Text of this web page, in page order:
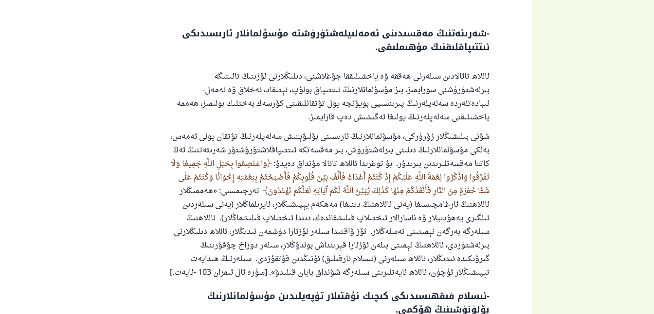
-شەرىئەتنىڭ مەقسىدىنى ئەمەلىيلەشتۈرۈشتە مۇسۇلمانلار ئارىسىدىكى
ئىتتىپاقلىقنىڭ مۇھىملىقى.
ئاللاھ تائالادىن سىلەرنى ھەققە ۋە ياخشىلىققا جۇغلاشنى، دىلىڭلارنى ئۆزىنىڭ تائىتىگە
بىرلەشتۈرۈشنى سورايمىز، بىز مۇسۇلمانلارنىڭ ئىتتىپاق بولۇپ، ئېتىقاد، ئەخلاق ۋە ئەمەل-
ئىبادەتلەردە سەلەپلەرنىڭ پىرىنسىپى بويۇنچە يول تۇتقانلىقىنى كۆرسەك بەختلىك بولىمىز، ھەممە
ياخشىلىقنى سەلەپلەرنىڭ يولىغا ئەگىشىش دەپ قارايمىز.
شۇنى بىلىشىڭلار زۆرۈركى، مۇسۇلمانلارنىڭ ئارىسىنى بۆلىۋېتىش سەلەپلەرنىڭ تۇتقان يولى ئەمەس،
بەلكى مۇسۇلمانلارنىڭ دىلىنى بىرلەشتۈرۈش، بىر مەقسەتكە ئىتتىپاقلاشتۇرۇشتۇر شەرىئەتنىڭ ئەڭ
كاتتا مەقسەتلىرىدىن بىرىدۇر. بۇ توغرىدا ئاللاھ تائالا مۇنداق دەيدۇ: وَاعْتَصِمُوا بِحَبْلِ اللَّهِ جَمِيعًا وَلَا
تَفَرَّقُوا وَاذْكُرُوا نِعْمَةَ اللَّهِ عَلَيْكُمْ إِذْ كُنْتُمْ أَعْدَاءً فَأَلَّفَ بَيْنَ قُلُوبِكُمْ فَأَصْبَحْتُمْ بِنِعْمَتِهِ إِخْوَانًا وَكُنْتُمْ عَلَى
شَفَا حُفْرَةٍ مِنَ النَّارِ فَأَنْقَذَكُمْ مِنْهَا كَذَلِكَ يُبَيِّنُ اللَّهُ لَكُمْ آَيَاتِهِ لَعَلَّكُمْ تَهْتَدُونَ
تەرجىمىسى: «ھەممىڭلار
ئاللاھنىڭ ئارغامچىسىغا (يەنى ئاللاھنىڭ دىنىغا) مەھكەم يېپىشىڭلار، ئايرىلماڭلار (يەنى سىلەردىن
ئىلگىرى يەھۇدىيلار ۋە ناسارالار ئىختىلاپ قىلىشقاندەك، دىندا ئىختىلاپ قىلىشماڭلار). ئاللاھنىڭ
سىلەرگە بەرگەن نېمىتىنى ئەسلەڭلار. ئۆز ۋاقتىدا سىلەر ئۆزئارا دۈشمەن ئىدىڭلار، ئاللاھ دىلىڭلارنى
بىرلەشتۈردى، ئاللاھنىڭ نېمىتى بىلەن ئۆزئارا قېرىنداش بولدۇڭلار، سىلەر دوزاخ چۇقۇرىنىڭ
گىرۋىكىدە ئىدىڭلار، ئاللاھ سىلەرنى (ئىسلام ئارقىلىق) ئۇنىڭدىن قۇتقۇزدى. سىلەرنىڭ ھىدايەت
تېپىشىڭلار ئۈچۈن، ئاللاھ ئايەتلىرىنى سىلەرگە شۇنداق بايان قىلىدۇ». [سۈرە ئال ئىمران 103 -ئايەت.]
-ئىسلام فىقھىسىدىكى كىچىك نۇقتىلار تۈپەيلىدىن مۇسۇلمانلارنىڭ
بۆلۈنۈشىنىڭ ھۆكمى.